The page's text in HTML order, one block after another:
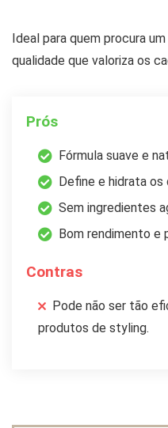
Ideal para quem procura
qualidade que valoriza os
Prós
Fórmula suave e
Define e hidrata os
Sem ingredientes
Bom rendimento e
Contras
Pode não ser tão
produtos de styling.